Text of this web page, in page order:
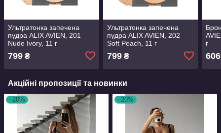
Ультратонка запечена
пудра ALIX AVIEN, 201
Nude Ivory, 11 г
799 ₴
Ультратонка запечена
пудра ALIX AVIEN, 202
Soft Peach, 11 г
799₴
г
606
Акційні пропозиції та новинки
–20% –20%